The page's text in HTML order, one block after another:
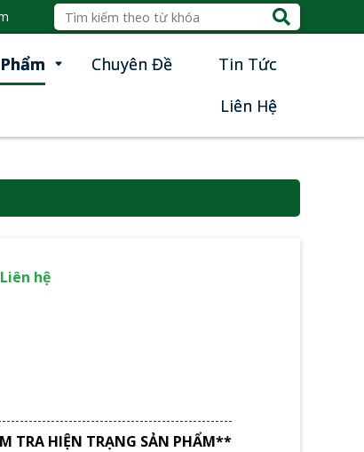
Chuyên Đề
Tin Tức
Liên Hệ
Liên hệ
TRA HIỆN TRẠNG SẢN PHẨM**